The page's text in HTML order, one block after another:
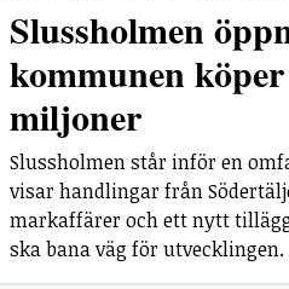
Slussholmen
kommunen
miljoner
Slussholmen står inför en
visar handlingar från
markaffärer och ett nytt
ska bana väg för utvecklingen.